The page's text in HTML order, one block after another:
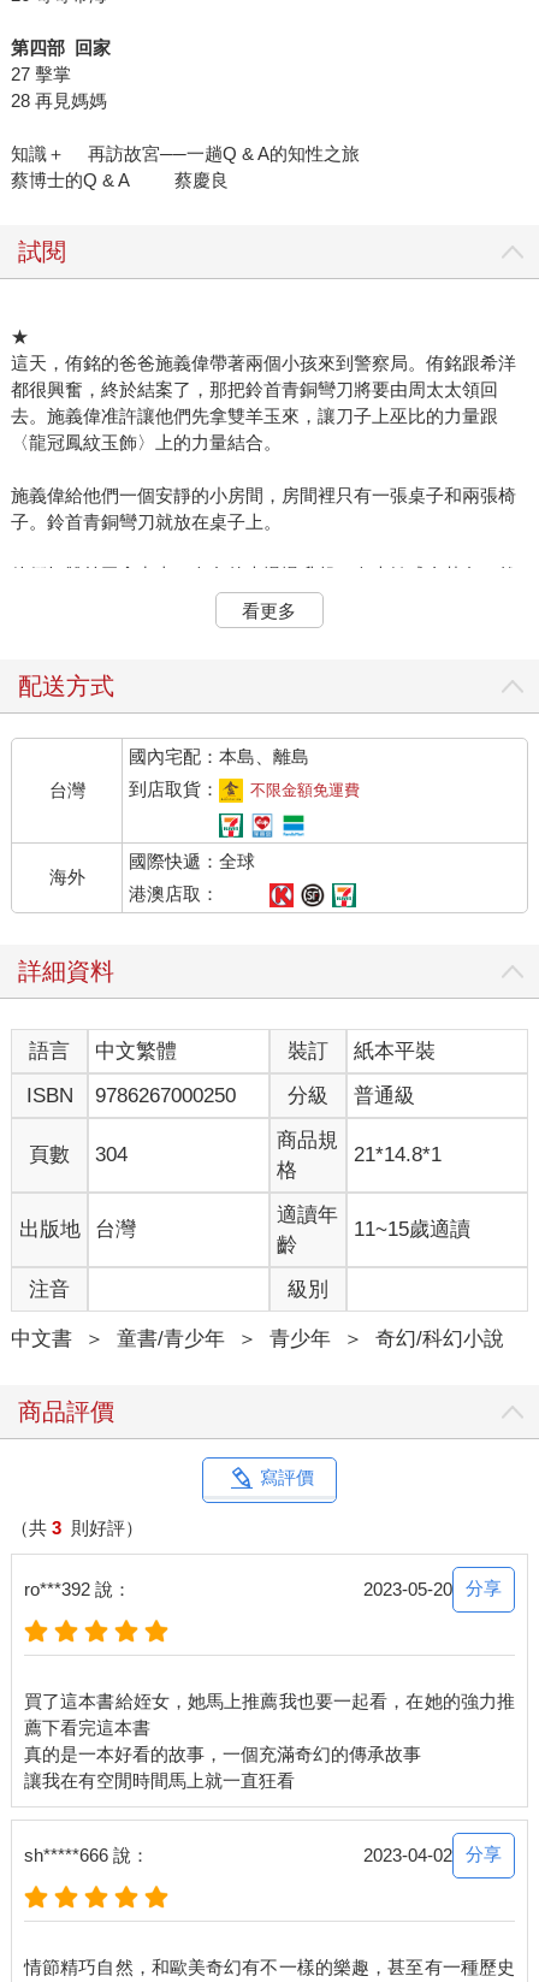
第四部
回家
27 擊掌
28 再見媽媽
知識＋ 再訪故宮──一趟Q & A的知性之旅
蔡博士的Q & A 蔡慶良
試閱
★
這天，侑銘的爸爸施義偉帶著兩個小孩來到警察局。侑銘跟希洋
都很興奮，終於結案了，那把鈴首青銅彎刀將要由周太太領回
去。施義偉准許讓他們先拿雙羊玉來，讓刀子上巫比的力量跟
〈龍冠鳳紋玉飾〉上的力量結合。
施義偉給他們一個安靜的小房間，房間裡只有一張桌子和兩張椅
子。鈴首青銅彎刀就放在桌子上。
他們把雙羊玉拿出來，白色的光慢慢升起，白光轉成金黃色，然
後一隻貓頭鷹出現在眼前。
「你能喚出裡面的力量嗎？」希洋問。
智梟張開翅膀，飛向刀子，牠在桌子上面盤旋兩圈，金黃色的光
點像雪片，細細碎碎的撒在刀子上，青綠色的刀子沐浴在一片光
這樣維持了一段時間後，光芒慢慢減弱，然後像是被吸塵器吸走
那般，剩下的光芒一下子都被刀子吸了進去，刀子恢復原來的樣
子。
希洋跟侑銘都瞪大眼睛，不知道這樣是不是就算完成了，兩人正
要開口問智梟，這時，刀子居然微微震動起來。
原本在飛翔的智梟，此時停了下來，站在刀子上，只見刀子再度
發光，通體金黃，然後一道道的光線以刀子為中心向外射出，像
是一條條金黃光芒的彩帶，在空中舞動、纏繞，滿室耀眼金光，
這些金色的光線在智梟的頭上匯集，舞動的速度更快，接著開始
變色，一條條變成黃橘色，然後顏色越來越深，變成深橘色，像
太陽的光芒那樣。
金橘色的光芒越來越耀眼，纏繞的動勢也越來越激烈，像是有人
用手把這些光線撮捏在一起，最後終於形成一個物像。
身上帶鱗片，尾巴捲翹，只有一隻腳，雙眼炯炯有神，嘴巴張
開，是一隻夔龍！一隻金橘色的夔龍。
夔龍在智梟的上方遊走，讓希洋想到故宮的那塊〈龍冠鳳紋玉
「你就是巫比的另一個力量嗎？」希洋問。
「是的，巫比的力量現在在我們兩個身上了。」夔龍說。他的聲
音穩重柔和，讓人覺得信服。智梟也呼呼兩聲，點點頭。
「那我們可以去制止大巫奎了嗎？」希洋語帶興奮的說。
察覺不到他在哪，會以什麼樣的型態出現，但是如果他有任何動
作，我們一定會感應得到。」智梟說。
「現在巫比的力量結合了，大巫奎一定也會感應得到，我想，他
不會善罷甘休。但是只要我們倆的力量在一起，要制伏他就不難
了。」夔龍說。
「對啊，現在拿到小刀了，你們兩個要把它保管好啊！」智梟呼
呼的說。
看更多
配送方式
台灣
國內宅配：本島、離島
到店取貨：
不限金額免運費
海外
國際快遞：全球
港澳店取：
詳細資料
語言 中文繁體 裝訂
紙本平裝
ISBN
9786267000250 分級 普通級
頁數 304
商品規
格
21*14.8*1
出版地 台灣
適讀年
齡
11~15歲適讀
注音 級別
中文書 ＞ 童書/青少年 ＞ 青少年 ＞ 奇幻/科幻小說
商品評價
寫評價
（共 3 則好評）
ro***392 說： 2023-05-20 分享
買了這本書給姪女，她馬上推薦我也要一起看，在她的強力推
薦下看完這本書
真的是一本好看的故事，一個充滿奇幻的傳承故事
讓我在有空閒時間馬上就一直狂看
sh*****666 說： 2023-04-02 分享
情節精巧自然，和歐美奇幻有不一樣的樂趣，甚至有一種歷史